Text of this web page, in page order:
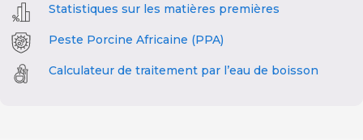
Statistiques sur les matières premières
Peste Porcine Africaine (PPA)
Calculateur de traitement par l’eau de boisson